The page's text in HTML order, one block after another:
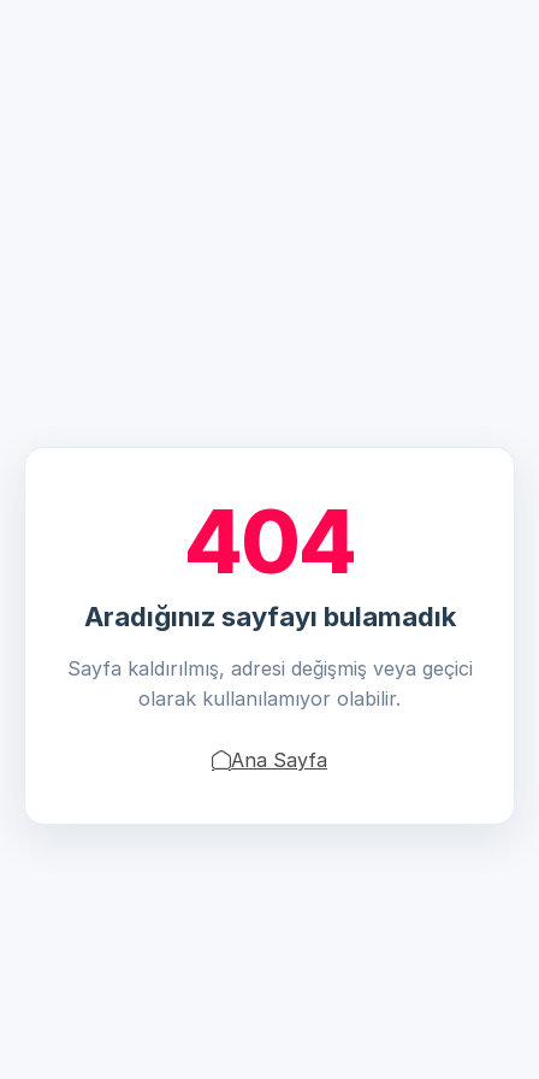
404
Aradığınız sayfayı bulamadık
Sayfa kaldırılmış, adresi değişmiş veya geçici
olarak kullanılamıyor olabilir.
Ana Sayfa